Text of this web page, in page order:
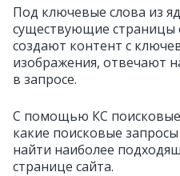
Под ключевые слова из
существующие страницы
создают контент с
изображения, отвечают
в запросе.
С помощью КС
какие поисковые
найти наиболее
странице сайта.